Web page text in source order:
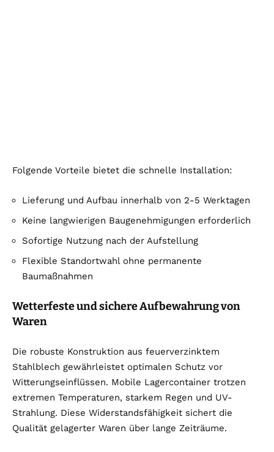
Folgende Vorteile bietet die schnelle Installation:
Lieferung und Aufbau innerhalb von 2-5 Werktagen
Keine langwierigen Baugenehmigungen erforderlich
Sofortige Nutzung nach der Aufstellung
Flexible Standortwahl ohne permanente
Baumaßnahmen
Wetterfeste und sichere Aufbewahrung von
Waren
Die robuste Konstruktion aus feuerverzinktem
Stahlblech gewährleistet optimalen Schutz vor
Witterungseinflüssen. Mobile Lagercontainer trotzen
extremen Temperaturen, starkem Regen und UV-
Strahlung. Diese Widerstandsfähigkeit sichert die
Qualität gelagerter Waren über lange Zeiträume.